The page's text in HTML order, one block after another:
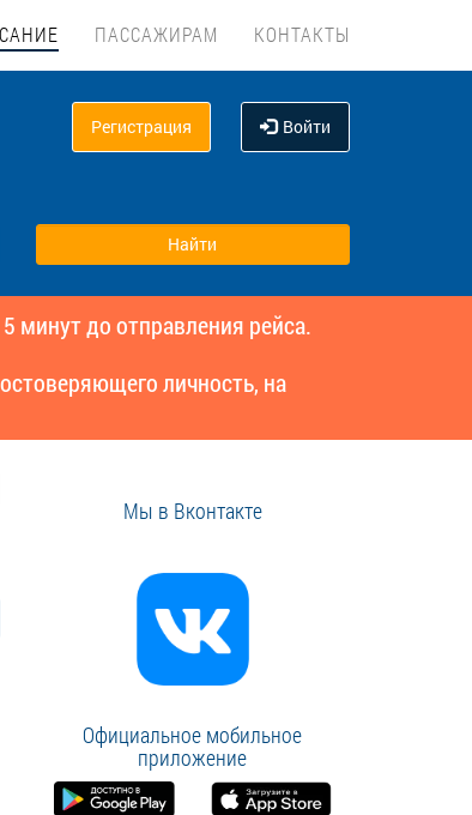
ПАССАЖИРАМ КОНТАКТЫ
Регистрация Войти
минут до отправления рейса.
личность, на
Мы в Вконтакте
Официальное мобильное
приложение